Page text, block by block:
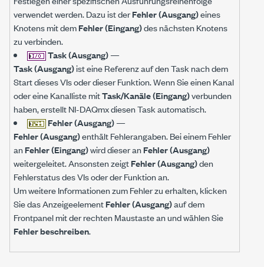
verwendet werden. Dazu ist derFehler (Ausgang)eines
Knotens mit demFehler (Eingang)des nächsten Knotens
zu verbinden.
Task (Ausgang)—
Task (Ausgang)ist eine Referenz auf den Task nach dem
Start dieses VIs oder dieser Funktion. Wenn Sie einen Kanal
oder eine Kanalliste mitTask/Kanäle (Eingang)verbunden
haben, erstellt NI-DAQmx diesen Task automatisch.
Fehler (Ausgang)—
Fehler (Ausgang)enthält Fehlerangaben. Bei einem Fehler
anFehler (Eingang)wird dieser anFehler (Ausgang)
weitergeleitet. Ansonsten zeigtFehler (Ausgang)den
Fehlerstatus des VIs oder der Funktion an.
Um weitere Informationen zum Fehler zu erhalten, klicken
Sie das AnzeigeelementFehler (Ausgang)auf dem
Frontpanel mit der rechten Maustaste an und wählen Sie
Fehler beschreiben.